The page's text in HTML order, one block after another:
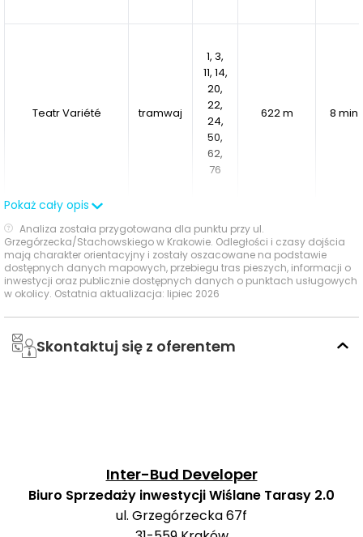
Teatr Variété tramwaj
1, 3,
11, 14,
20,
22,
24,
50,
62,
76
622 m 8 min
Rondo
Grzegórzeckie
autobus
184,
605,
662
570 m 8 min
Ocena Tabelaofert:Na co dzień najmocniejszym
Usługi na co dzień: zakupy, zdrowie i
gastronomia - w promieniu 1 km
Pokaż cały opis
Analiza została przygotowana dla punktu przy ul.
Grzegórzecka/Stachowskiego w Krakowie. Odległości i czasy dojścia
mają charakter orientacyjny i zostały oszacowane na podstawie
dostępnych danych mapowych, przebiegu tras pieszych, informacji o
inwestycji oraz publicznie dostępnych danych o punktach usługowych
w okolicy. Ostatnia aktualizacja: lipiec 2026
Skontaktuj się z oferentem
Inter-Bud Developer
Biuro Sprzedaży inwestycji Wiślane Tarasy 2.0
ul. Grzegórzecka 67f